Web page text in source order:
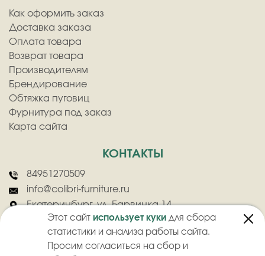
Этот сайт использует куки для сбора
статистики и анализа работы сайта.
Просим согласиться на сбор и
Как оформить заказ
Доставка заказа
Оплата товара
Возврат товара
Производителям
Брендирование
Обтяжка пуговиц
Фурнитура под заказ
Карта сайта
КОНТАКТЫ
84951270509
info@colibri-furniture.ru
Екатеринбург, ул. Барвинка 14